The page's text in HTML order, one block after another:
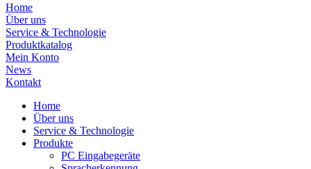
Home
Über uns
Service & Technologie
Produktkatalog
Mein Konto
News
Kontakt
Home
Über uns
Service & Technologie
Produkte
PC Eingabegeräte